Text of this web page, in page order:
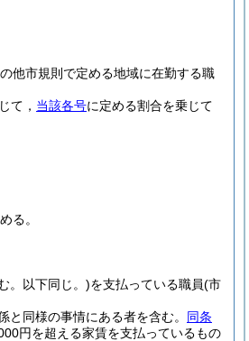
他市規則で定める地域に在勤する職
て， 当該各号に定める割合を乗じて
る。
。以下同じ。)を支払っている職員(市
同様の事情にある者を含む。 同条
円を超える家賃を支払っているもの